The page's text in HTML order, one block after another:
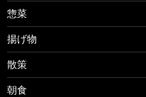
惣菜
揚げ物
散策
朝食